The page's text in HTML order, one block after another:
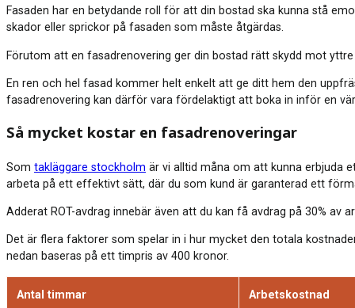
Fasaden har en betydande roll för att din bostad ska kunna stå
skador eller sprickor på fasaden som måste åtgärdas.
Förutom att en fasadrenovering ger din bostad rätt skydd mot
En ren och hel fasad kommer helt enkelt att ge ditt hem den
fasadrenovering kan därför vara fördelaktigt att boka in inför en
Så mycket kostar en fasadrenoveringar
Som takläggare stockholm är vi alltid måna om att kunna erbjuda
arbeta på ett effektivt sätt, där du som kund är garanterad ett
Adderat ROT-avdrag innebär även att du kan få avdrag på 30%
Det är flera faktorer som spelar in i hur mycket den totala
nedan baseras på ett timpris av 400 kronor.
Antal timmar Arbetskostnad